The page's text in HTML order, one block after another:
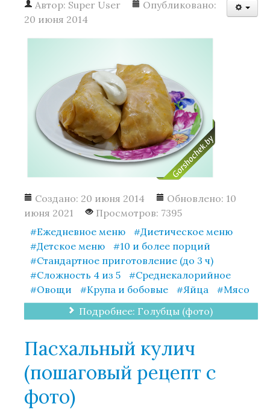
Автор: Super User
Опубликовано:
20 июня 2014
Создано: 20 июня 2014
Обновлено: 10
июня 2021
Просмотров: 7395
Ежедневное меню
Диетическое меню
Детское меню
10 и более порций
Стандартное приготовление (до 3 ч)
Сложность 4 из 5
Среднекалорийное
Овощи
Крупа и бобовые Яйца
Мясо
Подробнее: Голубцы (фото)
Пасхальный кулич
(пошаговый рецепт с
фото)